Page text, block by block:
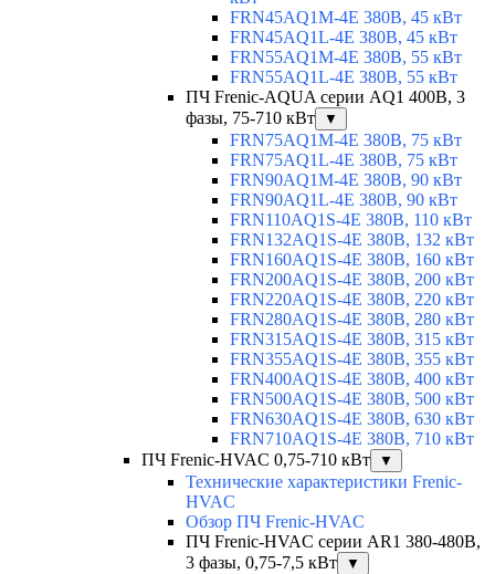
FRN45AQ1M-4E 380В, 45 кВт
FRN45AQ1L-4E 380В, 45 кВт
FRN55AQ1M-4E 380В, 55 кВт
FRN55AQ1L-4E 380В, 55 кВт
ПЧ Frenic-AQUA серии AQ1 400В, 3
фазы, 75-710 кВт
▼
FRN75AQ1M-4E 380В, 75 кВт
FRN75AQ1L-4E 380В, 75 кВт
FRN90AQ1M-4E 380В, 90 кВт
FRN90AQ1L-4E 380В, 90 кВт
FRN110AQ1S-4E 380В, 110 кВт
FRN132AQ1S-4E 380В, 132 кВт
FRN160AQ1S-4E 380В, 160 кВт
FRN200AQ1S-4E 380В, 200 кВт
FRN220AQ1S-4E 380В, 220 кВт
FRN280AQ1S-4E 380В, 280 кВт
FRN315AQ1S-4E 380В, 315 кВт
FRN355AQ1S-4E 380В, 355 кВт
FRN400AQ1S-4E 380В, 400 кВт
FRN500AQ1S-4E 380В, 500 кВт
FRN630AQ1S-4E 380В, 630 кВт
FRN710AQ1S-4E 380В, 710 кВт
ПЧ Frenic-HVAC 0,75-710 кВт
▼
Технические характеристики Frenic-
HVAC
Обзор ПЧ Frenic-HVAC
ПЧ Frenic-HVAC серии AR1 380-480В,
3 фазы, 0,75-7,5 кВт
▼